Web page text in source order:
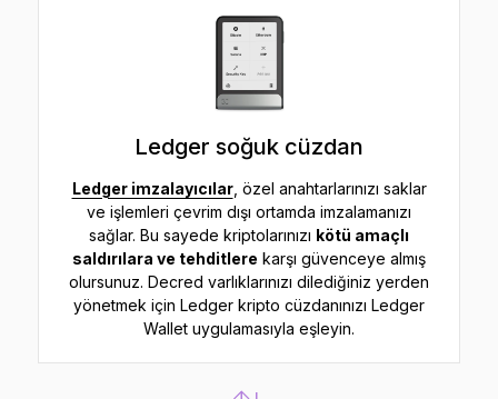
Ledger soğuk cüzdan
Ledger imzalayıcılar, özel anahtarlarınızı saklar
ve işlemleri çevrim dışı ortamda imzalamanızı
sağlar. Bu sayede kriptolarınızı kötü amaçlı
saldırılara ve tehditlere karşı güvenceye almış
olursunuz. Decred varlıklarınızı dilediğiniz yerden
yönetmek için Ledger kripto cüzdanınızı Ledger
Wallet uygulamasıyla eşleyin.